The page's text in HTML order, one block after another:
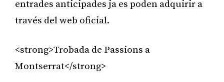
entrades anticipades ja es poden adquirir a
través del web oficial.
<strong>Trobada de Passions a
Montserrat</strong>